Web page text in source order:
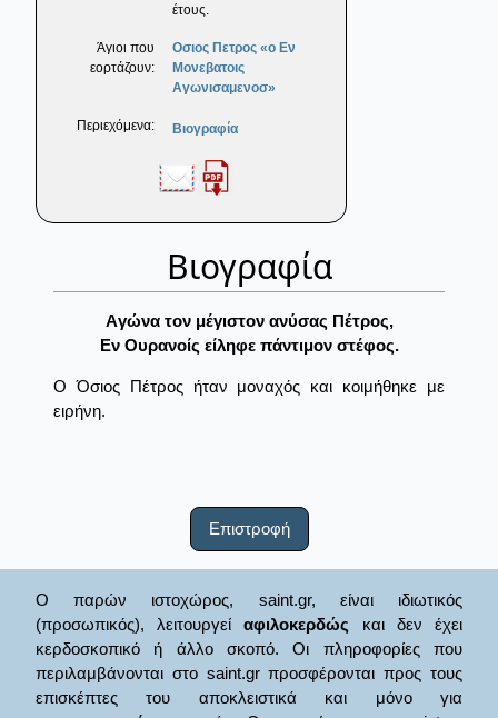
έτους.
Άγιοι που
εορτάζουν:
Οσιος Πετρος «ο Εν
Μονεβατοις
Αγωνισαμενοσ»
Περιεχόμενα: Βιογραφία
Βιογραφία
Aγώνα τον μέγιστον ανύσας Πέτρος,
Eν Oυρανοίς είληφε πάντιμον στέφος.
Ο Όσιος Πέτρος ήταν μοναχός και κοιμήθηκε με
ειρήνη.
Επιστροφή
Ο παρών ιστοχώρος, saint.gr, είναι ιδιωτικός
(προσωπικός), λειτουργείαφιλοκερδώς και δεν έχει
κερδοσκοπικό ή άλλο σκοπό. Οι πληροφορίες που
περιλαμβάνονται στο saint.gr προσφέρονται προς τους
επισκέπτες του αποκλειστικά και μόνο για